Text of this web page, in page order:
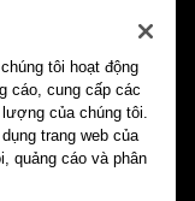
tôi hoạt động
cáo, cung cấp các
của chúng tôi.
trang web của
quảng cáo và phân